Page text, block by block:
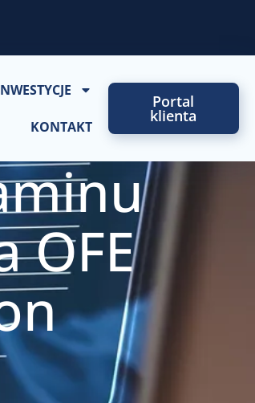
KONTAKT
Portal
klienta
OFE